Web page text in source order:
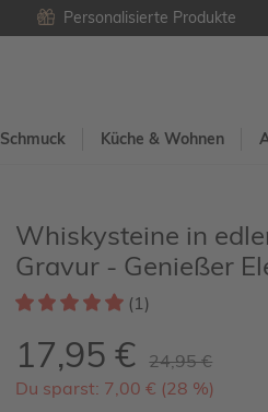
Personalisierte Produkte
Schmuck Küche & Wohnen
Whiskysteine in
Gravur - Genießer
(1)
17,95 €
24,95 €
Du sparst: 7,00 € (28 %)